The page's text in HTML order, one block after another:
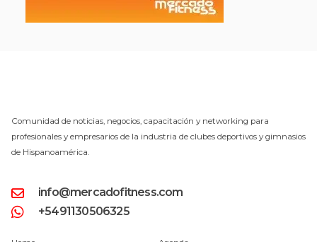
Comunidad de noticias, negocios, capacitación y networking para
profesionales y empresarios de la industria de clubes deportivos y gimnasios
de Hispanoamérica.
info@mercadofitness.com
+5491130506325